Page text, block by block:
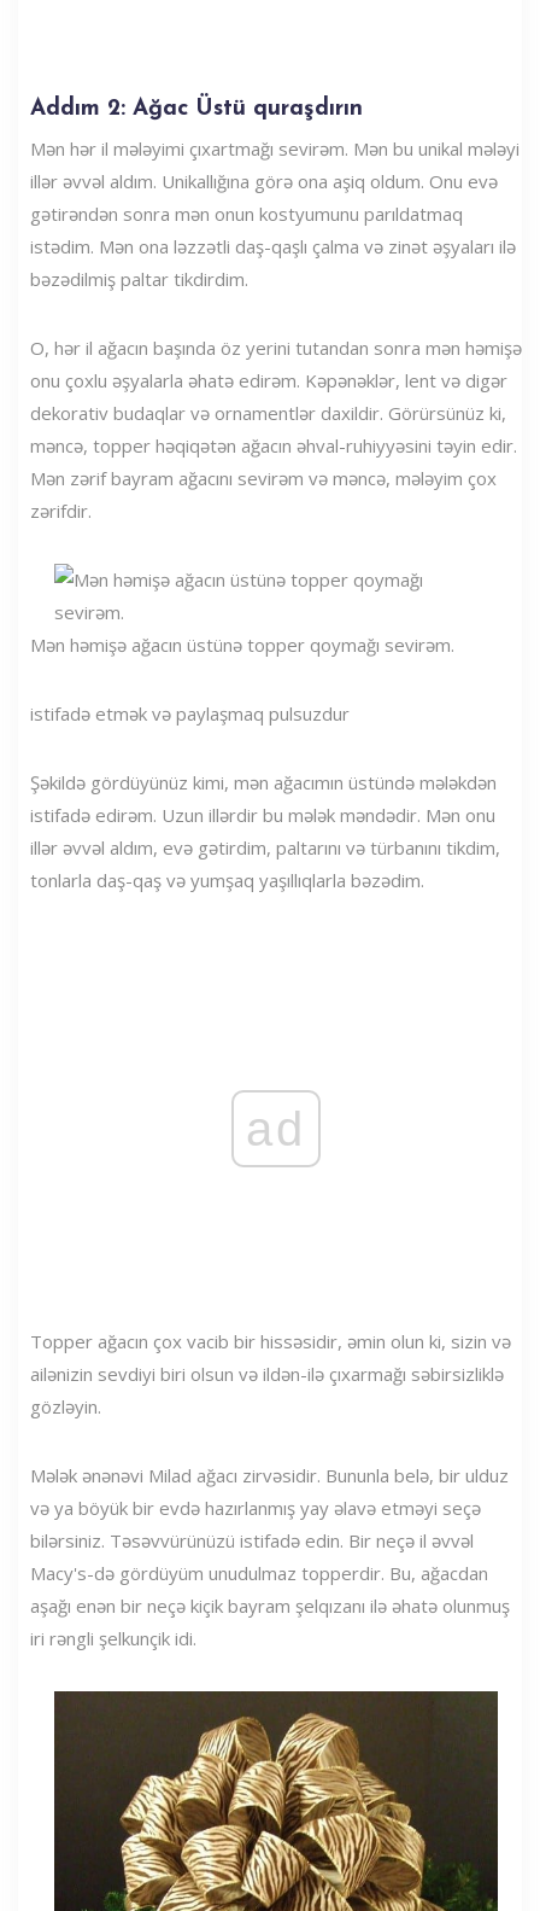
Addım 2: Ağac Üstü quraşdırın
Mən hər il mələyimi çıxartmağı sevirəm. Mən bu unikal mələyi
illər əvvəl aldım. Unikallığına görə ona aşiq oldum. Onu evə
gətirəndən sonra mən onun kostyumunu parıldatmaq
istədim. Mən ona ləzzətli daş-qaşlı çalma və zinət əşyaları ilə
bəzədilmiş paltar tikdirdim.
O, hər il ağacın başında öz yerini tutandan sonra mən həmişə
onu çoxlu əşyalarla əhatə edirəm. Kəpənəklər, lent və digər
dekorativ budaqlar və ornamentlər daxildir. Görürsünüz ki,
məncə, topper həqiqətən ağacın əhval-ruhiyyəsini təyin edir.
Mən zərif bayram ağacını sevirəm və məncə, mələyim çox
zərifdir.
Mən həmişə ağacın üstünə topper qoymağı sevirəm.
istifadə etmək və paylaşmaq pulsuzdur
Şəkildə gördüyünüz kimi, mən ağacımın üstündə mələkdən
istifadə edirəm. Uzun illərdir bu mələk məndədir. Mən onu
illər əvvəl aldım, evə gətirdim, paltarını və türbanını tikdim,
tonlarla daş-qaş və yumşaq yaşıllıqlarla bəzədim.
ad
Topper ağacın çox vacib bir hissəsidir, əmin olun ki, sizin və
ailənizin sevdiyi biri olsun və ildən-ilə çıxarmağı səbirsizliklə
gözləyin.
Mələk ənənəvi Milad ağacı zirvəsidir. Bununla belə, bir ulduz
və ya böyük bir evdə hazırlanmış yay əlavə etməyi seçə
bilərsiniz. Təsəvvürünüzü istifadə edin. Bir neçə il əvvəl
Macy's-də gördüyüm unudulmaz topperdir. Bu, ağacdan
aşağı enən bir neçə kiçik bayram şelqızanı ilə əhatə olunmuş
iri rəngli şelkunçik idi.